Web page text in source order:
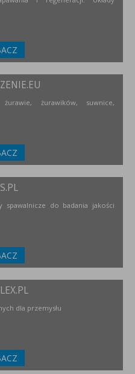
żurawików, suwnice,
spawalnicze do badania jakości
dla przemysłu